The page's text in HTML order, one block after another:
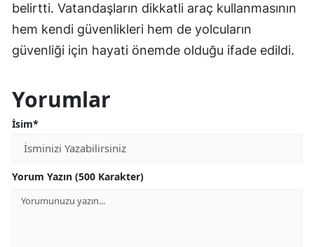
belirtti. Vatandaşların dikkatli araç kullanmasının
hem kendi güvenlikleri hem de yolcuların
güvenliği için hayati önemde olduğu ifade edildi.
Yorumlar
İsim*
Yorum Yazın (500 Karakter)